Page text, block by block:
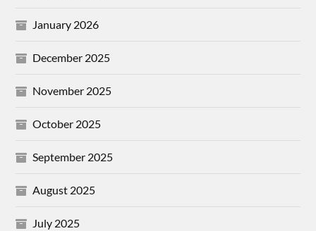
January 2026
December 2025
November 2025
October 2025
September 2025
August 2025
July 2025